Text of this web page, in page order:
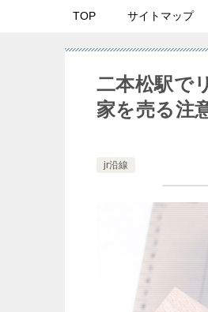
TOP サイトマップ
二本松駅で
家を売る注
jr沿線